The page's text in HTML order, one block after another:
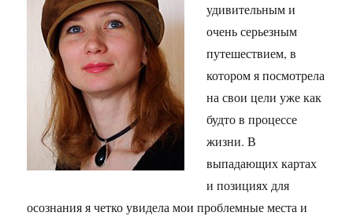
удивительным и
очень серьезным
путешествием, в
котором я посмотрела
на свои цели уже как
будто в процессе
жизни. В
выпадающих картах
и позициях для
осознания я четко увидела мои проблемные места и